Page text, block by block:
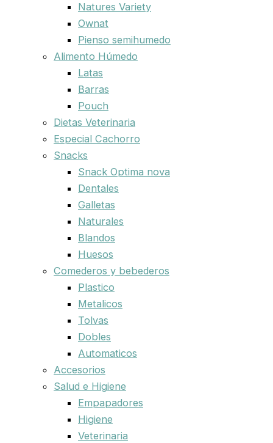
Natures Variety
Ownat
Pienso semihumedo
Alimento Húmedo
Latas
Barras
Pouch
Dietas Veterinaria
Especial Cachorro
Snacks
Snack Optima nova
Dentales
Galletas
Naturales
Blandos
Huesos
Comederos y bebederos
Plastico
Metalicos
Tolvas
Dobles
Automaticos
Accesorios
Salud e Higiene
Empapadores
Higiene
Veterinaria